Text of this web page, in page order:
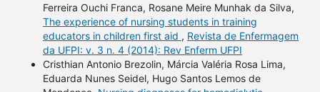
Ferreira Ouchi Franca, Rosane Meire Munhak da Silva,
The experience of nursing students in training
educators in children first aid , Revista de Enfermagem
da UFPI: v. 3 n. 4 (2014): Rev Enferm UFPI
Cristhian Antonio Brezolin, Márcia Valéria Rosa Lima,
Eduarda Nunes Seidel, Hugo Santos Lemos de